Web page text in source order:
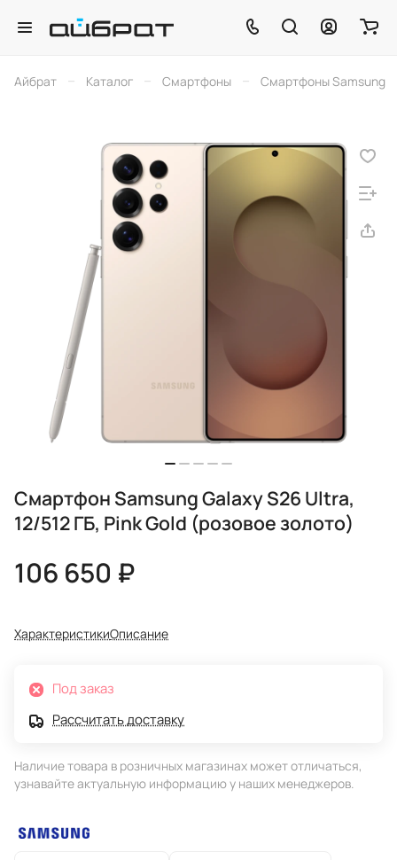
Айбрат – Каталог – Смартфоны – Смартфоны Samsung
Смартфон Samsung Galaxy S26 Ultra,
12/512 ГБ, Pink Gold (розовое золото)
106 650 ₽
ХарактеристикиОписание
Под заказ
Рассчитать доставку
Наличие товара в розничных магазинах может отличаться,
узнавайте актуальную информацию у наших менеджеров.